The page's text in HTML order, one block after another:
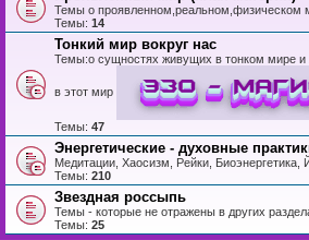
Темы о проявленном,реальном,физическом
Темы: 14
Тонкий мир вокруг нас
Темы:о сущностях живущих в тонком мире и
в этот мир
Темы: 47
Энергетические - духовные
Медитации, Хаосизм, Рейки, Биоэнергетика,
Темы: 210
Звездная россыпь
Темы - которые не отражены в других
Темы: 25